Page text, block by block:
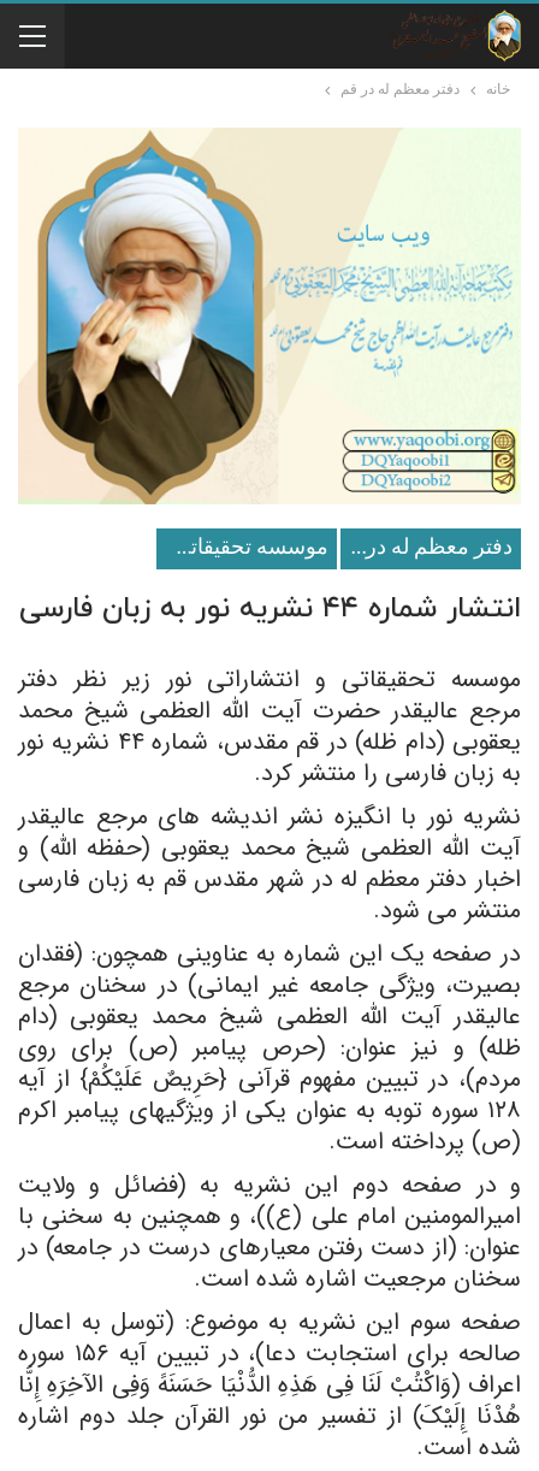
خانه دفتر معظم له در قم
دفتر معظم له در قم موسسه تحقيقاتى و انتشاراتى نور
انتشار شماره ۴۴ نشریه نور به زبان فارسی
موسسه تحقیقاتی و انتشاراتی نور زیر نظر دفتر
مرجع عالیقدر حضرت آیت الله العظمی شیخ محمد
یعقوبی (دام ظله) در قم مقدس، شماره ۴۴ نشریه نور
به زبان فارسی را منتشر کرد.
نشریه نور با انگیزه نشر اندیشه های مرجع عالیقدر
آیت الله العظمی شیخ محمد یعقوبی (حفظه الله) و
اخبار دفتر معظم له در شهر مقدس قم به زبان فارسی
منتشر می شود.
در صفحه یک این شماره به عناوینی همچون: (فقدان
بصیرت، ویژگی جامعه غیر ایمانی) در سخنان مرجع
عالیقدر آیت‌ الله العظمی شیخ محمد یعقوبی (دام
ظله) و نیز عنوان: (حرص پیامبر (ص) برای روی
مردم)، در تبیین مفهوم قرآنی {حَرِیصٌ عَلَیْکُمْ} از آیه
۱۲۸ سوره توبه به عنوان یکی از ویژگیهای پیامبر اکرم
(ص) پرداخته است.
و در صفحه دوم این نشریه به (فضائل و ولایت
امیرالمومنین امام علی (ع))، و همچنین به سخنی با
عنوان: (از دست رفتن معیارهای درست در جامعه) در
سخنان مرجعیت اشاره شده است.
صفحه سوم این نشریه به موضوع: (توسل به اعمال
صالحه برای استجابت دعا)، در تبیین آیه ۱۵۶ سوره
اعراف (وَاکْتُبْ لَنَا فِی هَذِهِ الدُّنْیَا حَسَنَهً وَفِی الآخِرَهِ إِنَّا
هُدْنَا إِلَیْکَ) از تفسیر من نور القرآن جلد دوم اشاره
شده است.